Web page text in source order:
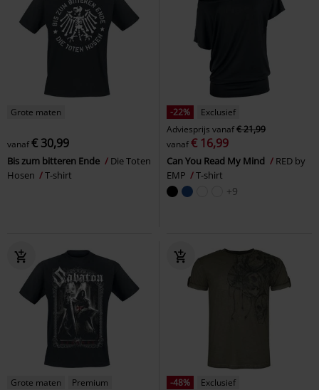
Grote maten
vanaf€ 30,99
Bis zum bitteren Ende
Die Toten
Hosen
T-shirt
-22%
Exclusief
Adviesprijs vanaf€ 21,99
vanaf€ 16,99
Can You Read My Mind
RED by
EMP
T-shirt
+9
Grote maten
Premium
-48%
Exclusief